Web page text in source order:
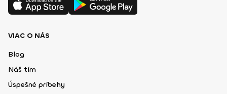
VIAC O NÁS
Blog
Náš tím
Úspešné príbehy